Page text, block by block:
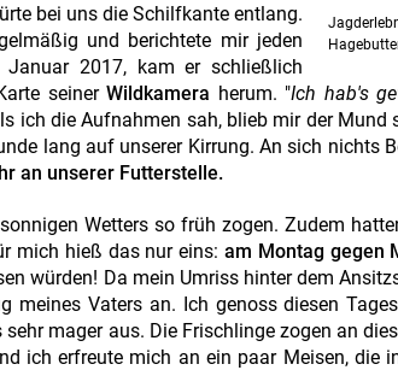
bei uns die Schilfkante entlang.
und berichtete mir jeden
2017, kam er schließlich
seiner Wildkamera herum. "Ich hab's
ich die Aufnahmen sah, blieb mir der
lang auf unserer Kirrung. An sich nichts
an unserer Futterstelle.
Wetters so früh zogen. Zudem
mich hieß das nur eins: am Montag gegen
würden! Da mein Umriss hinter dem
meines Vaters an. Ich genoss diesen
mager aus. Die Frischlinge zogen an
ich erfreute mich an ein paar Meisen, die